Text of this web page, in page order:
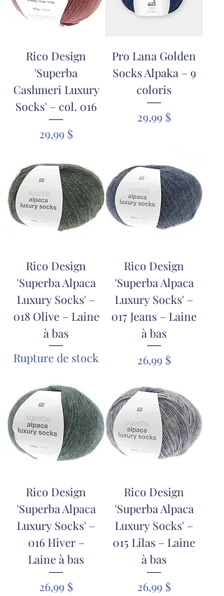
Rico Design
'Superba
Cashmeri Luxury
Socks' – col. 016
Prix
29,99 $
Pro Lana Golden
Socks Alpaka – 9
coloris
Prix
29,99 $
Rico Design
'Superba Alpaca
Luxury Socks' –
018 Olive – Laine
à bas
Rupture de stock
Rico Design
'Superba Alpaca
Luxury Socks' –
017 Jeans – Laine
à bas
Prix
26,99 $
Rico Design
'Superba Alpaca
Luxury Socks' –
016 Hiver –
Laine à bas
Prix
26,99 $
Rico Design
'Superba Alpaca
Luxury Socks' –
015 Lilas – Laine
à bas
Prix
26,99 $